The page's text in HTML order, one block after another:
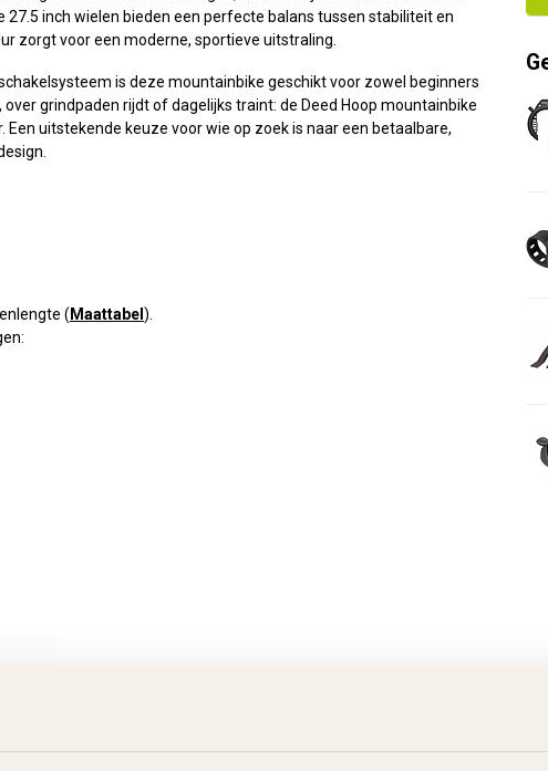
27.5 inch wielen bieden een perfecte balans tussen stabiliteit en
zorgt voor een moderne, sportieve uitstraling.
is deze mountainbike geschikt voor zowel beginners
grindpaden rijdt of dagelijks traint: de Deed Hoop mountainbike
uitstekende keuze voor wie op zoek is naar een betaalbare,
( Maattabel ).